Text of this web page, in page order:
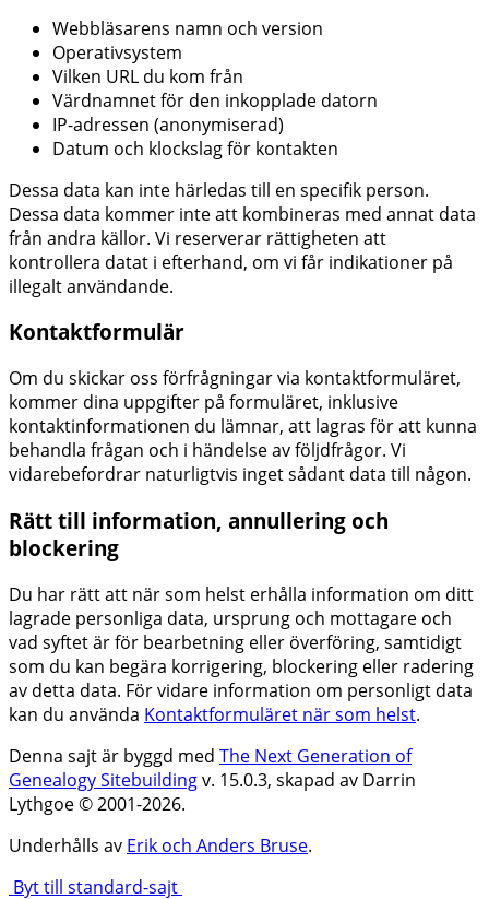
Webbläsarens namn och version
Operativsystem
Vilken URL du kom från
Värdnamnet för den inkopplade datorn
IP-adressen (anonymiserad)
Datum och klockslag för kontakten
Dessa data kan inte härledas till en specifik person.
Dessa data kommer inte att kombineras med annat data
från andra källor. Vi reserverar rättigheten att
kontrollera datat i efterhand, om vi får indikationer på
illegalt användande.
Kontaktformulär
Om du skickar oss förfrågningar via kontaktformuläret,
kommer dina uppgifter på formuläret, inklusive
kontaktinformationen du lämnar, att lagras för att kunna
behandla frågan och i händelse av följdfrågor. Vi
vidarebefordrar naturligtvis inget sådant data till någon.
Rätt till information, annullering och
blockering
Du har rätt att när som helst erhålla information om ditt
lagrade personliga data, ursprung och mottagare och
vad syftet är för bearbetning eller överföring, samtidigt
som du kan begära korrigering, blockering eller radering
av detta data. För vidare information om personligt data
kan du använda Kontaktformuläret när som helst.
Denna sajt är byggd med The Next Generation of
Genealogy Sitebuildingv. 15.0.3, skapad av Darrin
Lythgoe © 2001-2026.
Underhålls av Erik och Anders Bruse.
Byt till standard-sajt